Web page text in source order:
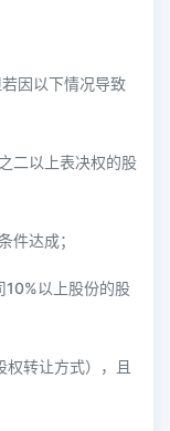
因以下情况导致
二以上表决权的股
件达成；
10%以上股份的股
权转让方式），且